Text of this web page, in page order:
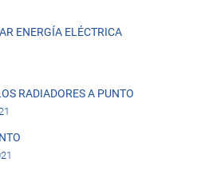
ENERGÍA ELÉCTRICA
RADIADORES A PUNTO